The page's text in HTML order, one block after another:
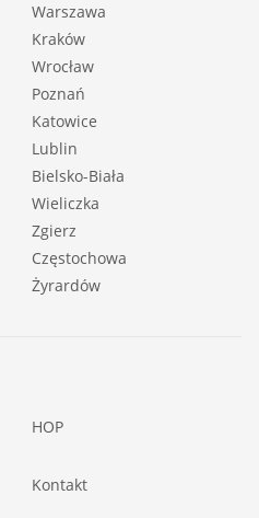
Warszawa
Kraków
Wrocław
Poznań
Katowice
Lublin
Bielsko-Biała
Wieliczka
Zgierz
Częstochowa
Żyrardów
HOP
Kontakt